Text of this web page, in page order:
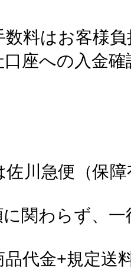
料はお客様
座への入金
川急便（保
関わらず、
代金+規定送